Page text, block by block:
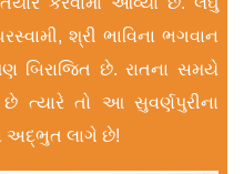
શ્રી ભાવિના ભગવાન
બિરાજિત છે. રાતના સમયે
ત્યારે તો આ સુવર્ણપુરીના
અદ્ભુત લાગે છે!